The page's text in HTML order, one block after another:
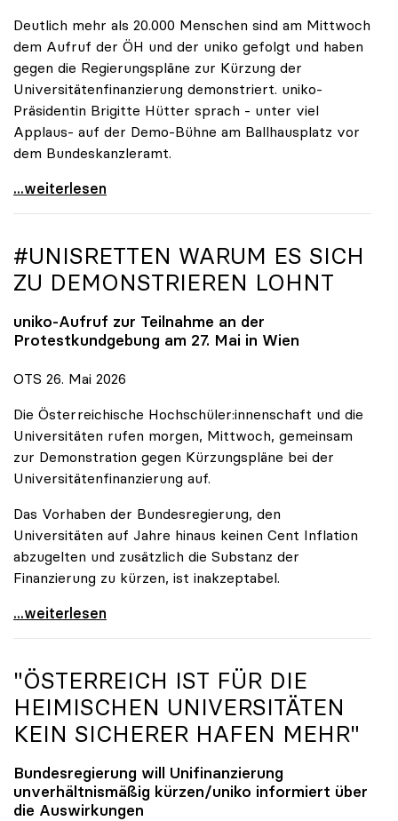
Deutlich mehr als 20.000 Menschen sind am Mittwoch
dem Aufruf der ÖH und der uniko gefolgt und haben
gegen die Regierungspläne zur Kürzung der
Universitätenfinanzierung demonstriert. uniko-
Präsidentin Brigitte Hütter sprach - unter viel
Applaus- auf der Demo-Bühne am Ballhausplatz vor
dem Bundeskanzleramt.
\"Wir nehmen es nicht hin\": Rede von
...weiterlesen
#UNISRETTEN WARUM ES SICH
ZU DEMONSTRIEREN LOHNT
uniko-Aufruf zur Teilnahme an der
Protestkundgebung am 27. Mai in Wien
OTS 26. Mai 2026
Die Österreichische Hochschüler:innenschaft und die
Universitäten rufen morgen, Mittwoch, gemeinsam
zur Demonstration gegen Kürzungspläne bei der
Universitätenfinanzierung auf.
Das Vorhaben der Bundesregierung, den
Universitäten auf Jahre hinaus keinen Cent Inflation
abzugelten und zusätzlich die Substanz der
Finanzierung zu kürzen, ist inakzeptabel.
#UnisRetten Warum es sich zu demonstrieren lohnt
...weiterlesen
"ÖSTERREICH IST FÜR DIE
HEIMISCHEN UNIVERSITÄTEN
KEIN SICHERER HAFEN MEHR"
Bundesregierung will Unifinanzierung
unverhältnismäßig kürzen/uniko informiert über
die Auswirkungen